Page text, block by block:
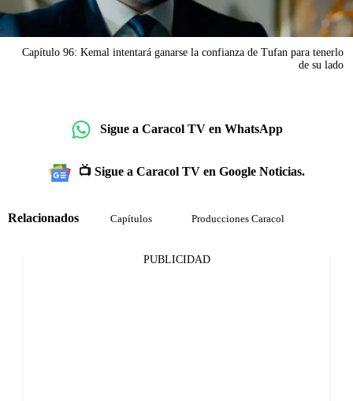
Capítulo 96: Kemal intentará ganarse la confianza de Tufan para tenerlo
de su lado
Sigue a Caracol TV en WhatsApp
📺 Sigue a Caracol TV en Google Noticias.
Relacionados Capítulos Producciones Caracol
PUBLICIDAD